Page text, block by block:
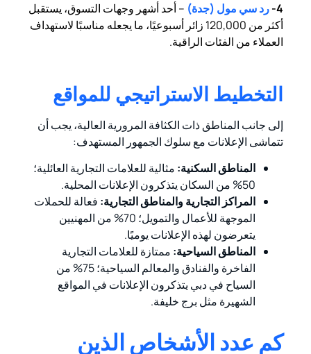
4- رد سي مول (جدة) – أحد أشهر وجهات التسوق، يستقبل
أكثر من 120,000 زائر أسبوعيًا، ما يجعله مناسبًا لاستهداف
العملاء من الفئات الراقية.
التخطيط الاستراتيجي للمواقع
إلى جانب المناطق ذات الكثافة المرورية العالية، يجب أن
تتماشى الإعلانات مع سلوك الجمهور المستهدف:
المناطق السكنية: مثالية للعلامات التجارية العائلية؛
50% من السكان يتذكرون الإعلانات المحلية.
المراكز التجارية والمناطق التجارية: فعالة للحملات
الموجهة للأعمال والتمويل؛ 70% من المهنيين
يتعرضون لهذه الإعلانات يوميًا.
المناطق السياحية: ممتازة للعلامات التجارية
الفاخرة والفنادق والمعالم السياحية؛ 75% من
السياح في دبي يتذكرون الإعلانات في المواقع
الشهيرة مثل برج خليفة.
كم عدد الأشخاص الذين